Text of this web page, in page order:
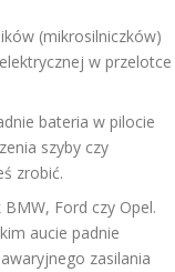
(mikrosilniczków)
w przelotce
bateria w pilocie
szyby czy
zrobić.
Ford czy Opel.
aucie padnie
zasilania